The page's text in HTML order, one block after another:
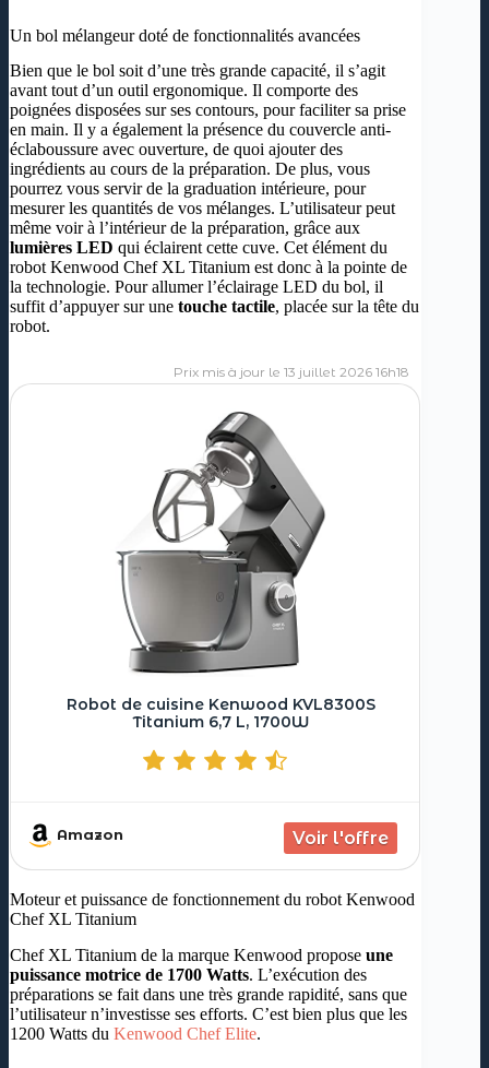
Un bol mélangeur doté de fonctionnalités avancées
Bien que le bol soit d’une très grande capacité, il s’agit
avant tout d’un outil ergonomique. Il comporte des
poignées disposées sur ses contours, pour faciliter sa prise
en main. Il y a également la présence du couvercle anti-
éclaboussure avec ouverture, de quoi ajouter des
ingrédients au cours de la préparation. De plus, vous
pourrez vous servir de la graduation intérieure, pour
mesurer les quantités de vos mélanges. L’utilisateur peut
même voir à l’intérieur de la préparation, grâce aux
lumières LED qui éclairent cette cuve. Cet élément du
robot Kenwood Chef XL Titanium est donc à la pointe de
la technologie. Pour allumer l’éclairage LED du bol, il
suffit d’appuyer sur une touche tactile, placée sur la tête du
robot.
13 juillet 2026 16h18
Robot de cuisine Kenwood KVL8300S
Titanium 6,7 L, 1700W
Amazon
Moteur et puissance de fonctionnement du robot Kenwood
Chef XL Titanium
Chef XL Titanium de la marque Kenwood propose une
puissance motrice de 1700 Watts. L’exécution des
préparations se fait dans une très grande rapidité, sans que
l’utilisateur n’investisse ses efforts. C’est bien plus que les
1200 Watts du Kenwood Chef Elite.